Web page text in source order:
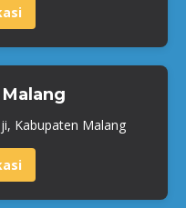
Kabupaten Malang